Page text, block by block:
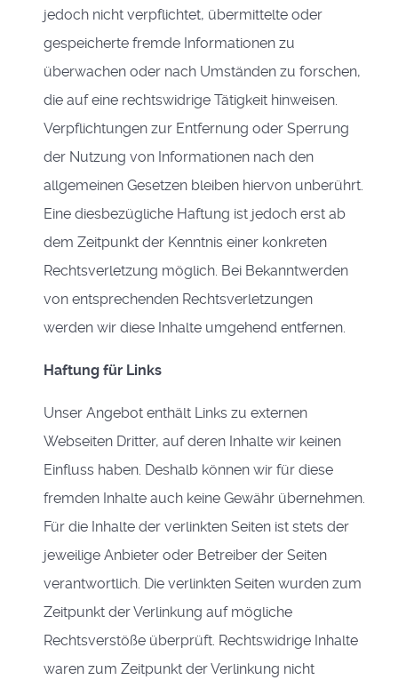
jedoch nicht verpflichtet, übermittelte oder
gespeicherte fremde Informationen zu
überwachen oder nach Umständen zu forschen,
die auf eine rechtswidrige Tätigkeit hinweisen.
Verpflichtungen zur Entfernung oder Sperrung
der Nutzung von Informationen nach den
allgemeinen Gesetzen bleiben hiervon unberührt.
Eine diesbezügliche Haftung ist jedoch erst ab
dem Zeitpunkt der Kenntnis einer konkreten
Rechtsverletzung möglich. Bei Bekanntwerden
von entsprechenden Rechtsverletzungen
werden wir diese Inhalte umgehend entfernen.
Haftung für Links
Unser Angebot enthält Links zu externen
Webseiten Dritter, auf deren Inhalte wir keinen
Einfluss haben. Deshalb können wir für diese
fremden Inhalte auch keine Gewähr übernehmen.
Für die Inhalte der verlinkten Seiten ist stets der
jeweilige Anbieter oder Betreiber der Seiten
verantwortlich. Die verlinkten Seiten wurden zum
Zeitpunkt der Verlinkung auf mögliche
Rechtsverstöße überprüft. Rechtswidrige Inhalte
waren zum Zeitpunkt der Verlinkung nicht